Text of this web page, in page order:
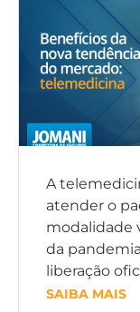
A
atender o
modalidade
da
liberação
SAIBA MAIS